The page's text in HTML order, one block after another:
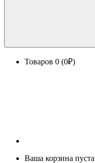
Товаров 0 (0₽)
Ваша корзина